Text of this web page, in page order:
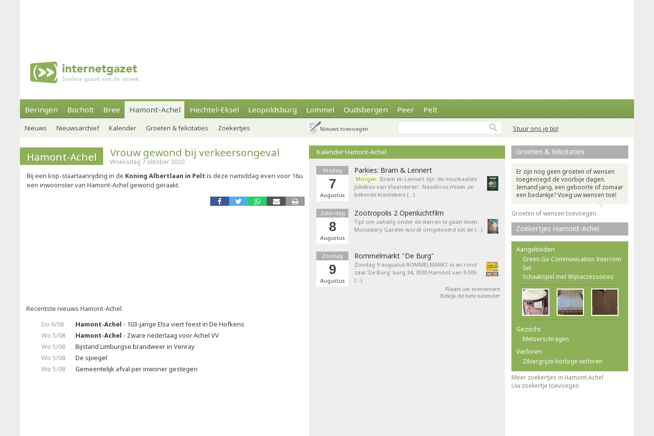
Beringen Bocholt Bree Hamont-Achel Hechtel-Eksel Leopoldsburg Lommel Oudsbergen Peer Pelt
Stuur ons je tip!
Nieuws Nieuwsarchief Kalender Groeten & felicitaties Zoekertjes Nieuws toevoegen
Hamont-Achel Vrouw gewond bij verkeersongeval
Woensdag 7 oktober 2020
Bij een kop-staartaanrijding in de Koning Albertlaan in Pelt is deze namiddag even voor 16u
een inwoonster van Hamont-Achel gewond geraakt.
Recentste nieuws Hamont-Achel
Do 6/08
Hamont-Achel - 103-jarige Elsa viert feest in De Hofkens
Wo 5/08
Hamont-Achel - Zware nederlaag voor Achel VV
Wo 5/08
Bijstand Limburgse brandweer in Venray
Wo 5/08
De spiegel
Wo 5/08
Gemeentelijk afval per inwoner gestegen
Kalender Hamont-Achel
Vrijdag
7
Augustus
Parkies: Bram & Lennert
Morgen Bram en Lennert zijn 'de muzikaalste
jukebox van Vlaanderen'. Naadloos mixen ze
bekende klassiekers (…)
Zaterdag
8
Augustus
Zootropolis 2 Openluchtfilm
Tijd om zahalig onder de sterren te gaan leven.
Monastery Garden wordt omgetoverd tot de (…)
Zondag
9
Augustus
Rommelmarkt "De Burg"
Zondag 9 augustus ROMMELMARKT in en rond
zaal 'De Burg' burg 34, 3930 Hamont van 9.00h
(…)
Plaats uw evenement
Bekijk de hele kalender
Groeten & felicitaties
Er zijn nog geen groeten of wensen
toegevoegd de voorbije dagen.
Iemand jarig, een geboorte of zomaar
een bedankje? Voeg uw wensen toe!
Groeten of wensen toevoegen
Zoekertjes Hamont-Achel
Aangeboden
Green Go Communication Intercom
Set
Schaakspel met Wijnaccessoires
Gezocht
Metserschragen
Verloren
Zilvergrijze horloge verloren
Meer zoekertjes in Hamont-Achel
Uw zoekertje toevoegen